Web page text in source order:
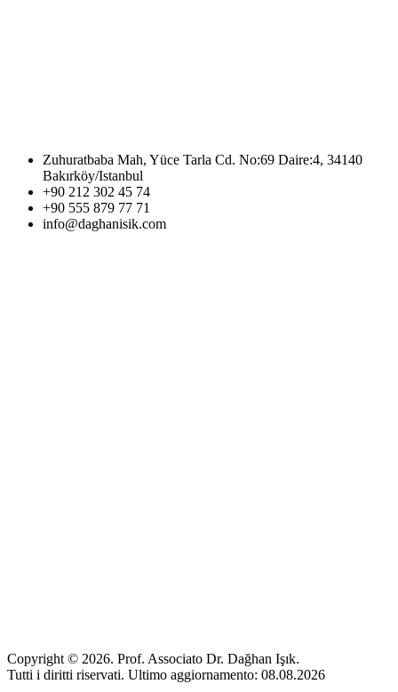
Zuhuratbaba Mah, Yüce Tarla Cd. No:69 Daire:4, 34140
Bakırköy/Istanbul
+90 212 302 45 74
+90 555 879 77 71
info@daghanisik.com
Copyright © 2026. Prof. Associato Dr. Dağhan Işık.
Tutti i diritti riservati. Ultimo aggiornamento: 08.08.2026